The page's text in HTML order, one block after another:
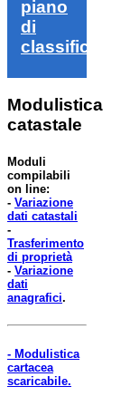
piano
di
classifica
Modulistica
catastale
Moduli
compilabili
on line:
- Variazione
dati catastali
-
Trasferimento
di proprietà
- Variazione
dati
anagrafici.
- Modulistica
cartacea
scaricabile.